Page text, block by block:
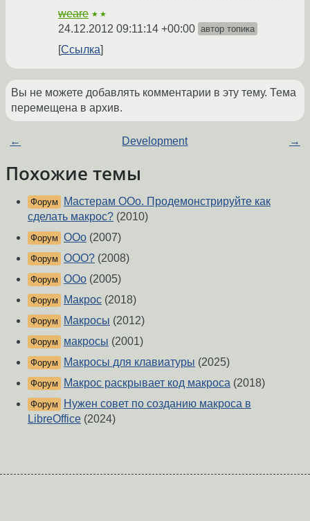
weare ★★
24.12.2012 09:11:14 +00:00 автор топика
Ссылка
Вы не можете добавлять комментарии в эту тему. Тема
перемещена в архив.
← Development →
Похожие темы
Форум
Мастерам OOo. Продемонстрируйте как
сделать макрос? (2010)
Форум OOo (2007)
Форум OOO? (2008)
Форум OOo (2005)
Форум Макрос (2018)
Форум Макросы (2012)
Форум макросы (2001)
Форум Макросы для клавиатуры (2025)
Форум Макрос раскрывает код макроса (2018)
Форум
Нужен совет по созданию макроса в
LibreOffice (2024)